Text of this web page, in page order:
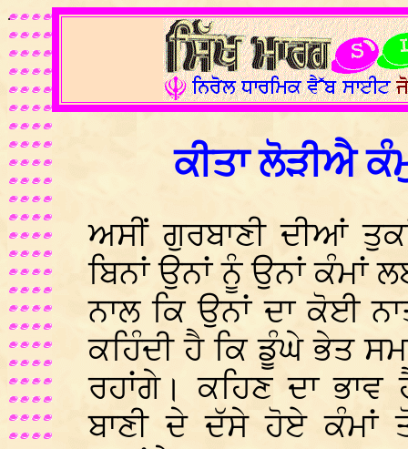
.
ਕੀਤਾ ਲੋੜੀਐ
ਅਸੀਂ ਗੁਰਬਾਣੀ ਦੀਆਂ
ਬਿਨਾਂ ਉਨਾਂ ਨੂੰ ਉਨਾਂ ਕੰਮਾਂ
ਨਾਲ ਕਿ ਉਨਾਂ ਦਾ ਕੋਈ
ਕਹਿੰਦੀ ਹੈ ਕਿ ਡੂੰਘੇ ਭੇਤ
ਰਹਾਂਗੇ। ਕਹਿਣ ਦਾ
ਬਾਣੀ ਦੇ ਦੱਸੇ ਹੋਏ